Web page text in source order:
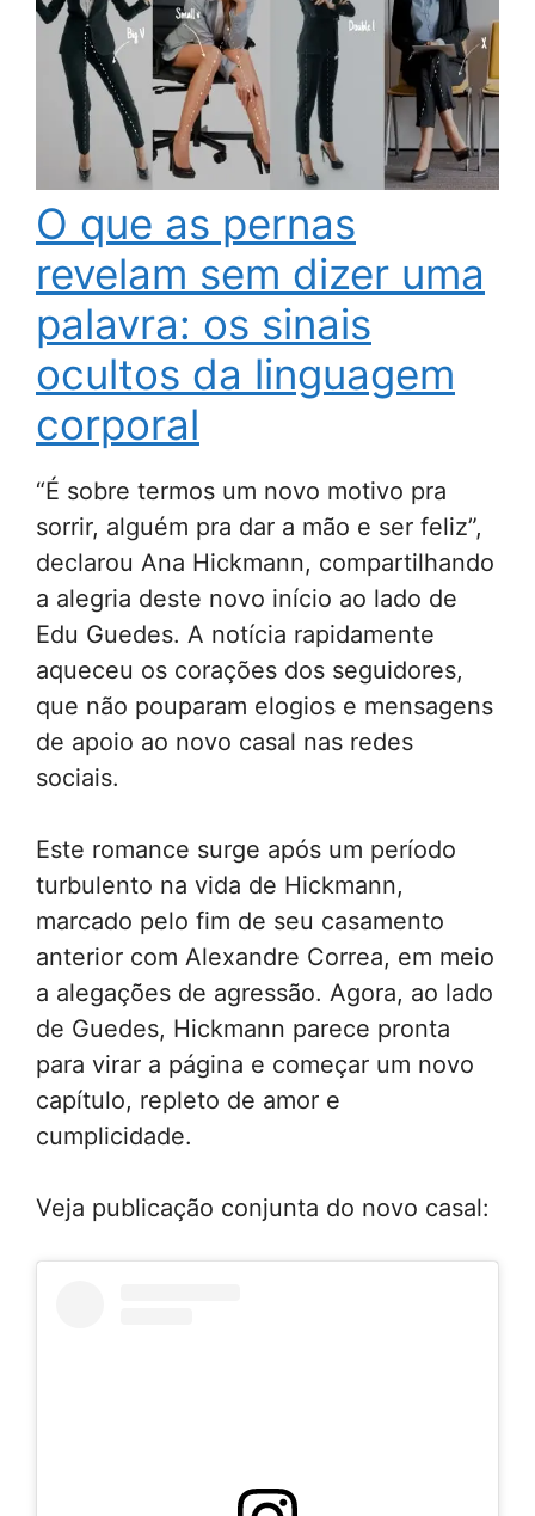
O que as pernas
revelam sem dizer uma
palavra: os sinais
ocultos da linguagem
corporal
“É sobre termos um novo motivo pra
sorrir, alguém pra dar a mão e ser feliz”,
declarou Ana Hickmann, compartilhando
a alegria deste novo início ao lado de
Edu Guedes. A notícia rapidamente
aqueceu os corações dos seguidores,
que não pouparam elogios e mensagens
de apoio ao novo casal nas redes
sociais.
Este romance surge após um período
turbulento na vida de Hickmann,
marcado pelo fim de seu casamento
anterior com Alexandre Correa, em meio
a alegações de agressão. Agora, ao lado
de Guedes, Hickmann parece pronta
para virar a página e começar um novo
capítulo, repleto de amor e
cumplicidade.
Veja publicação conjunta do novo casal: